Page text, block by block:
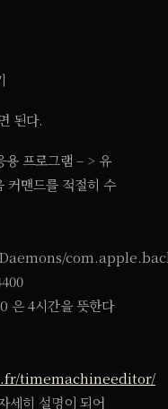
된다.
용 프로그램 – > 유
커맨드를 적절히 수
은 4시간을 뜻한다
timemachineeditor/
세히 설명이 되어